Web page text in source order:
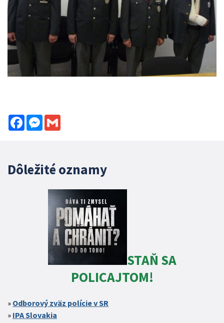
FacebookMessenger
Dôležité oznamy
STAŇ SA
POLICAJTOM!
Odborový zväz polície v SR
IPA Slovakia